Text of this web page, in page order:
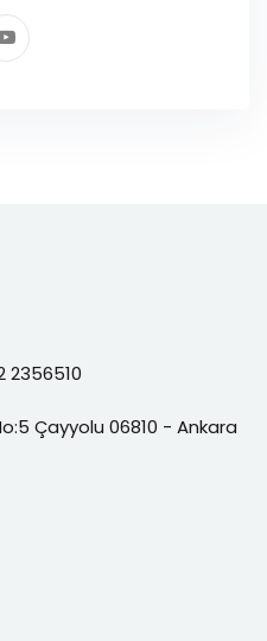
2356510
Çayyolu 06810 - Ankara